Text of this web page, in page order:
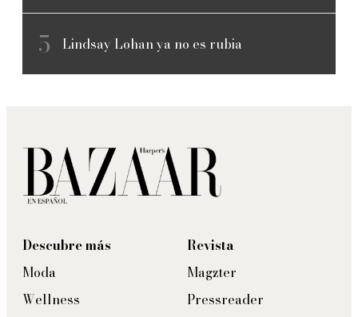
Lindsay Lohan ya no es rubia
Descubre más
Moda
Wellness
Revista
Magzter
Pressreader